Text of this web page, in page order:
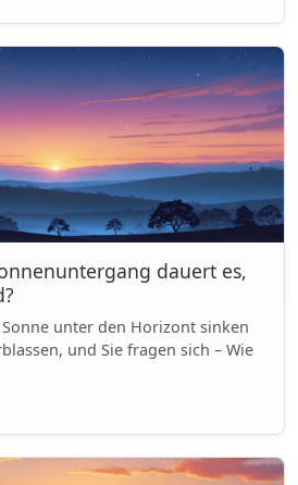
dauert es,
unter den Horizont sinken
und Sie fragen sich – Wie